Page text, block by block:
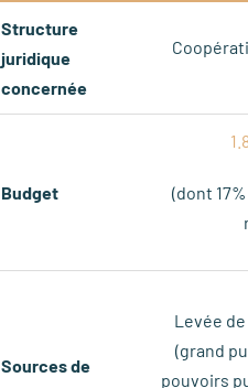
Structure
juridique
concernée
Budget
(dont
Sources de
Levée
(grand
pouvoirs